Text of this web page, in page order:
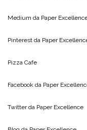
Medium da Paper
Pinterest da Paper
Pizza Cafe
Facebook da Paper
Twitter da Paper Excellence